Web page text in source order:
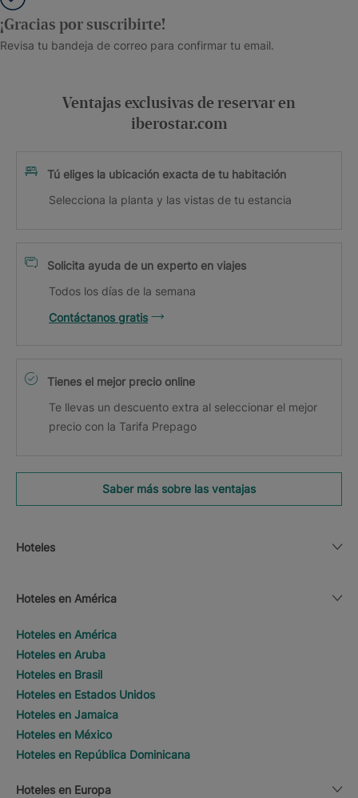
¡Gracias por suscribirte!
Revisa tu bandeja de correo para confirmar tu email.
Ventajas exclusivas de reservar en
iberostar.com
Tú eliges la ubicación exacta de tu habitación
Selecciona la planta y las vistas de tu estancia
Solicita ayuda de un experto en viajes
Todos los días de la semana
Contáctanos gratis
Tienes el mejor precio online
Te llevas un descuento extra al seleccionar el mejor
precio con la Tarifa Prepago
Saber más sobre las ventajas
Hoteles
Hoteles en América
Hoteles en América
Hoteles en Aruba
Hoteles en Brasil
Hoteles en Estados Unidos
Hoteles en Jamaica
Hoteles en México
Hoteles en República Dominicana
Hoteles en Europa